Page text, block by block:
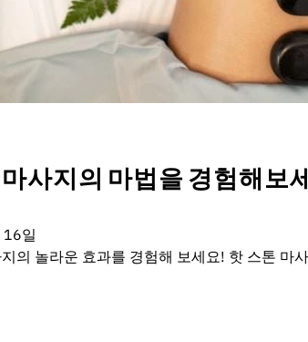
사지의 마법을 경험해보
일
의 놀라운 효과를 경험해 보세요! 핫 스톤 마